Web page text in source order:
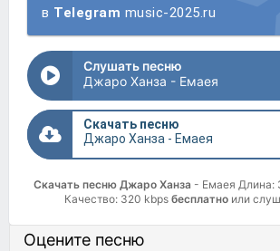
в Telegram music-2025.ru
Слушать песню
Джаро Ханза - Емаея
Скачать песню
Джаро Ханза - Емаея
Скачать песню Джаро Ханза - Емаея Длина:
Качество: 320 kbps бесплатно или
Оцените песню